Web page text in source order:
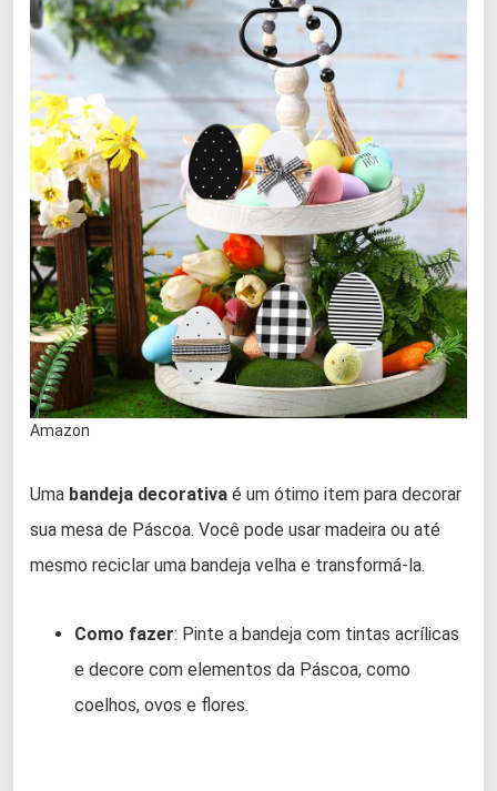
Amazon
Uma bandeja decorativa é um ótimo item para decorar
sua mesa de Páscoa. Você pode usar madeira ou até
mesmo reciclar uma bandeja velha e transformá-la.
Como fazer: Pinte a bandeja com tintas acrílicas
e decore com elementos da Páscoa, como
coelhos, ovos e flores.